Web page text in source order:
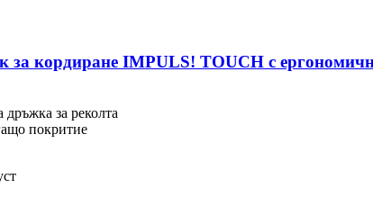
кордиране IMPULS! TOUCH с
за реколта
покритие